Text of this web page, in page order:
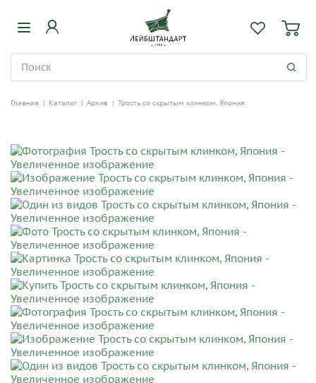
Главная | Каталог | Архив | Трость со скрытым клинком, Япония